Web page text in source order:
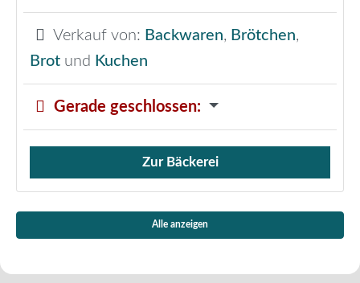
Verkauf von: Backwaren, Brötchen,
Brot und Kuchen
Gerade geschlossen:
Verkauf von Brötchen,
Zur Bäckerei
Alle anzeigen